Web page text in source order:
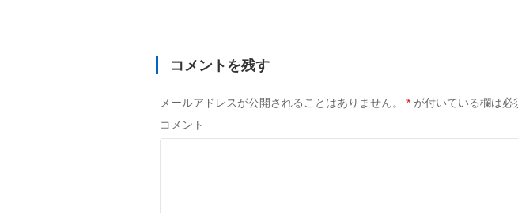
コメントを残す
メールアドレスが公開されることはありません。 * が付いている欄は必
コメント